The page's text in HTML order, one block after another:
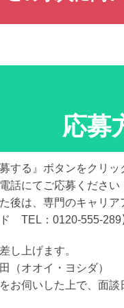
応募
する』ボタンをクリッ
話にてご応募ください
後は、専門のキャリア
ド TEL：0120-555-289
し上げます。
（オオイ・ヨシダ）
お伺いした上で、面談